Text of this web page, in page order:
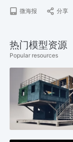
微海报 分享
热门模型资源
Popular resources